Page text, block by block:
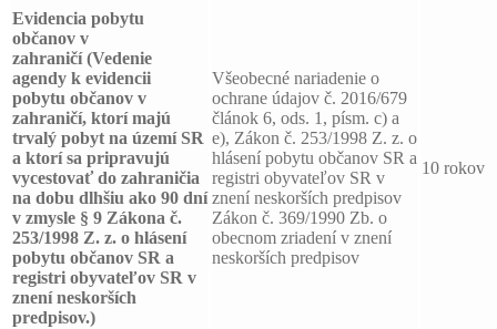
Evidencia pobytu
občanov v
zahraničí(Vedenie
agendy k evidencii
pobytu občanov v
zahraničí, ktorí majú
trvalý pobyt na území SR
a ktorí sa pripravujú
vycestovať do zahraničia
na dobu dlhšiu ako 90 dní
v zmysle § 9 Zákona č.
253/1998 Z. z. o hlásení
pobytu občanov SR a
registri obyvateľov SR v
znení neskorších
predpisov.)
Všeobecné nariadenie o
ochrane údajov č. 2016/679
článok 6, ods. 1, písm. c) a
e), Zákon č. 253/1998 Z. z. o
hlásení pobytu občanov SR a
registri obyvateľov SR v
znení neskorších predpisov
Zákon č. 369/1990 Zb. o
obecnom zriadení v znení
neskorších predpisov
10 rokov